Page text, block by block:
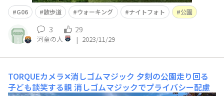
G06 散歩道 ウォーキング ナイトフォト 公園
3 29
河童の人 | 2023/11/29
TORQUEカメラ✕消しゴムマジック 夕刻の公園走り回る
子ども談笑する親 消しゴムマジックでプライバシー配慮